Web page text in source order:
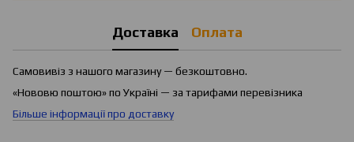
Доставка Оплата
Самовивіз з нашого магазину — безкоштовно.
«Нововю поштою» по Україні — за тарифами перевізника
Більше інформації про доставку